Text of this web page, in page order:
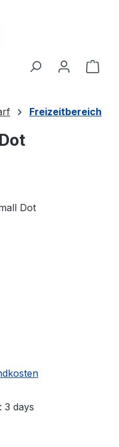
Freizeitbereich
3 days